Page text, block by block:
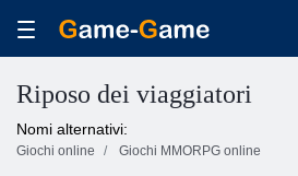
Riposo dei viaggiatori
Nomi alternativi:
Giochi online Giochi MMORPG online